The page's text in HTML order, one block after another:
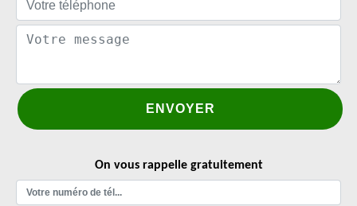
On vous rappelle gratuitement